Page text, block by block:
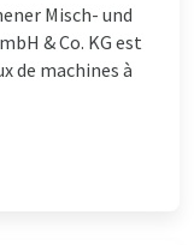
Misch- und
& Co. KG est
de machines à